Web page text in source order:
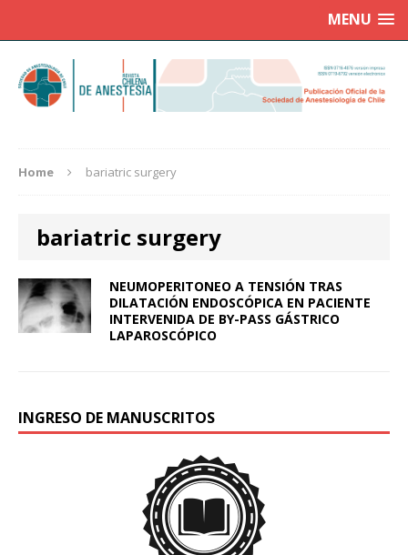
MENU
Home bariatric surgery
bariatric surgery
NEUMOPERITONEO A TENSIÓN TRAS
DILATACIÓN ENDOSCÓPICA EN PACIENTE
INTERVENIDA DE BY-PASS GÁSTRICO
LAPAROSCÓPICO
INGRESO DE MANUSCRITOS